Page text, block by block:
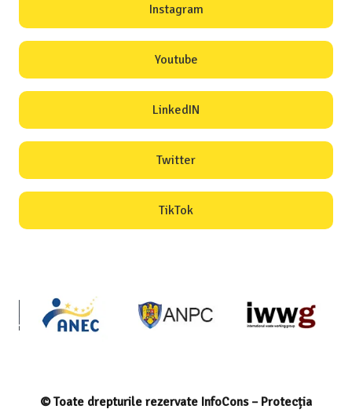
Instagram
Youtube
LinkedIN
Twitter
TikTok
© Toate drepturile rezervate InfoCons – Protecția